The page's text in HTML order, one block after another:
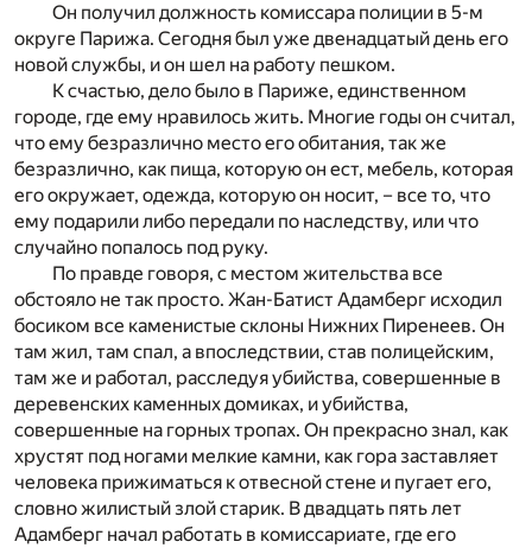
Он получил должность комиссара полиции в 5-м
округе Парижа. Сегодня был уже двенадцатый день его
новой службы, и он шел на работу пешком.
К счастью, дело было в Париже, единственном
городе, где ему нравилось жить. Многие годы он считал,
что ему безразлично место его обитания, так же
безразлично, как пища, которую он ест, мебель, которая
его окружает, одежда, которую он носит, – все то, что
ему подарили либо передали по наследству, или что
случайно попалось под руку.
По правде говоря, с местом жительства все
обстояло не так просто. Жан-Батист Адамберг исходил
босиком все каменистые склоны Нижних Пиренеев. Он
там жил, там спал, а впоследствии, став полицейским,
там же и работал, расследуя убийства, совершенные в
деревенских каменных домиках, и убийства,
совершенные на горных тропах. Он прекрасно знал, как
хрустят под ногами мелкие камни, как гора заставляет
человека прижиматься к отвесной стене и пугает его,
словно жилистый злой старик. В двадцать пять лет
Адамберг начал работать в комиссариате, где его